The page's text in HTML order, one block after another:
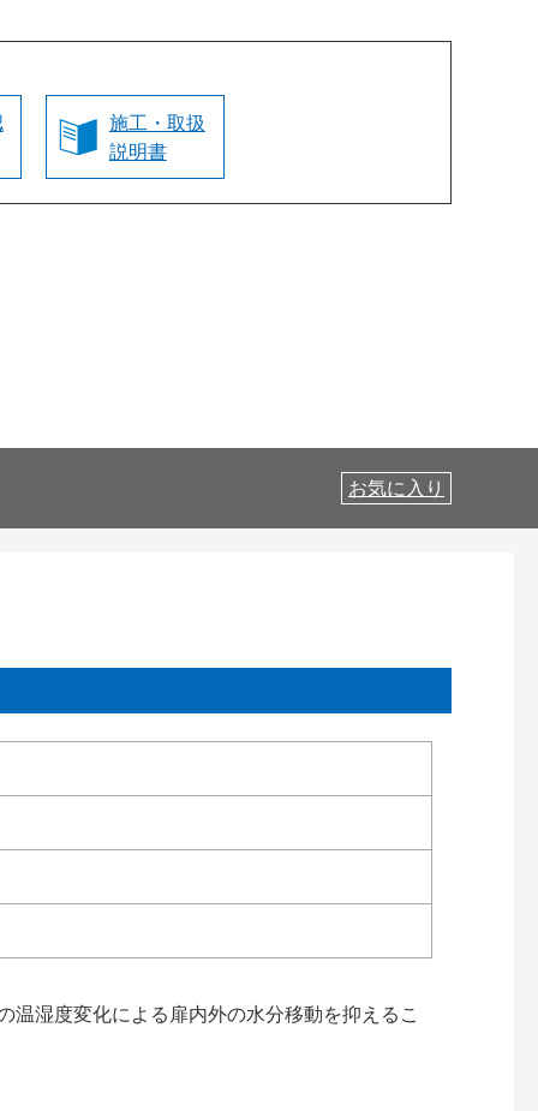
施工・取扱
説明書
お気に入り
湿度変化による扉内外の水分移動を抑えるこ